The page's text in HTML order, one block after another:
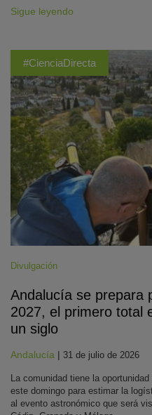
Sigue leyendo
#CienciaDirecta
Divulgación
Andalucía se prepara
2027, el primero total
un siglo
Andalucía | 31 de julio de 2026
La comunidad tiene la
este domingo para estimar la
al evento astronómico que será